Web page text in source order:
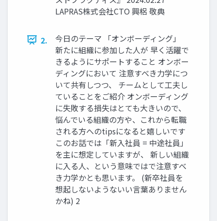
LAPRAS株式会社CTO 興梠 敬典
2.
今日のテーマ 「オンボーディング」
新たに組織に参加した人が 早く活躍で
きるようにサポートすること オンボー
ディングにおいて 注意すべき力学につ
いて共有しつつ、 チームとして工夫し
ていることをご紹介 オンボーディング
に失敗する損失はとても大きいので、
悩んでいる組織の方や、これから転職
される方へのtipsになると嬉しいです
このお話では「新入社員 = 中途社員」
を主に想定していますが、 新しい組織
に入る人、という意味ではで注意すべ
き力学かとも思います。 (新卒社員を
想起しないようないい言葉ありません
かね) 2